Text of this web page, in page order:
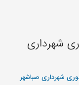
شهرداری
شهرداری صباشهر